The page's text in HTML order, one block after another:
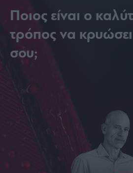
Ποιος είναι ο
τρόπος να
σου;